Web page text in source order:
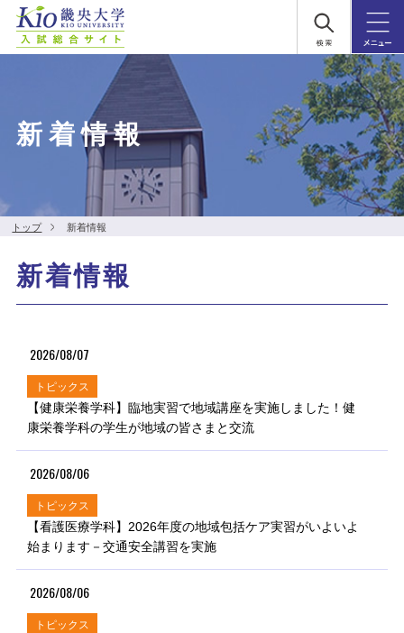
新着情報
トップ 新着情報
新着情報
2026/08/07
トピックス
【健康栄養学科】臨地実習で地域講座を実施しました！健
康栄養学科の学生が地域の皆さまと交流
2026/08/06
トピックス
【看護医療学科】2026年度の地域包括ケア実習がいよいよ
始まります－交通安全講習を実施
2026/08/06
トピックス